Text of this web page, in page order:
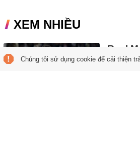
XEM NHIỀU
Real
05:47 6/8/
Chúng tôi sử dụng cookie để cải thiện